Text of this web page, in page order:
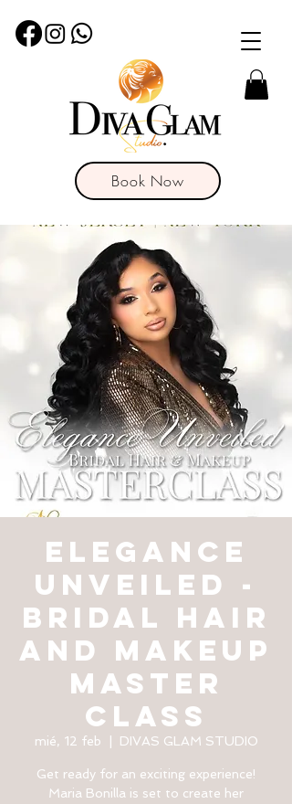
Book Now
ELEGANCE
UNVEILED -
BRIDAL HAIR
AND MAKEUP
MASTER
CLASS
mié, 12 feb DIVAS GLAM STUDIO
Get ready for an exciting experience!
Maria Bonilla is set to create her